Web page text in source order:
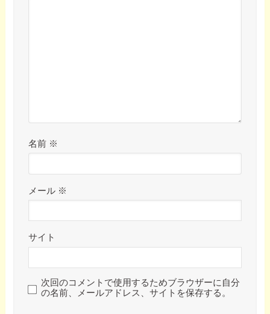
名前 ※
メール ※
サイト
次回のコメントで使用するためブラウザーに自分
の名前、メールアドレス、サイトを保存する。